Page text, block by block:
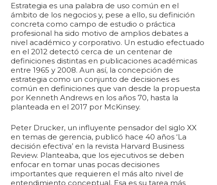
Estrategia es una palabra de uso común en el
ámbito de los negocios y, pese a ello, su definición
concreta como campo de estudio o práctica
profesional ha sido motivo de amplios debates a
nivel académico y corporativo. Un estudio efectuado
en el 2012 detectó cerca de un centenar de
definiciones distintas en publicaciones académicas
entre 1965 y 2008. Aun así, la concepción de
estrategia como un conjunto de decisiones es
común en definiciones que van desde la propuesta
por Kenneth Andrews en los años 70, hasta la
planteada en el 2017 por McKinsey.
Peter Drucker, un influyente pensador del siglo XX
en temas de gerencia, publicó hace 40 años ‘La
decisión efectiva’ en la revista Harvard Business
Review. Planteaba, que los ejecutivos se deben
enfocar en tomar unas pocas decisiones
importantes que requieren el más alto nivel de
entendimiento conceptual. Esa es su tarea más